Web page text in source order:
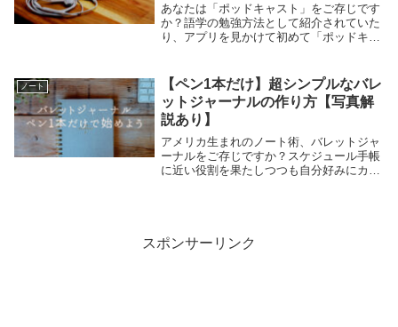
あなたは「ポッドキャスト」をご存じです
か？語学の勉強方法として紹介されていた
り、アプリを見かけて初めて「ポッドキャ
は、デフォルトで入っているアプリ（紫色
でグル...
ノート
【ペン1本だけ】超シンプルなバレ
ットジャーナルの作り方【写真解
説あり】
アメリカ生まれのノート術、バレットジャ
ーナルをご存じですか？スケジュール手帳
に近い役割を果たしつつも自分好みにカス
スポンサーリンク